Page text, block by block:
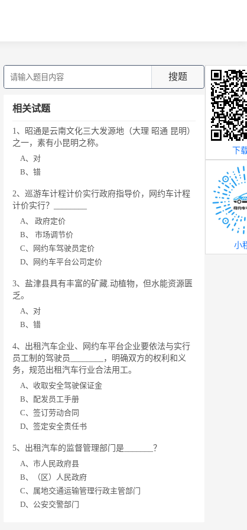
搜题
相关试题
1、昭通是云南文化三大发源地（大理 昭通 昆明）
之一，素有小昆明之称。
A、对
B、错
2、巡游车计程计价实行政府指导价，网约车计程
计价实行？________
A、 政府定价
B、 市场调节价
C、网约车驾驶员定价
D、网约车平台公司定价
3、盐津县具有丰富的矿藏.动植物，但水能资源匮
乏。
A、对
B、错
4、出租汽车企业、网约车平台企业要依法与实行
员工制的驾驶员________，明确双方的权利和义
务，规范出租汽车行业合法用工。
A、收取安全驾驶保证金
B、配发员工手册
C、签订劳动合同
D、签定安全责任书
5、出租汽车的监督管理部门是_______？
A、市人民政府县
B、（区）人民政府
C、属地交通运输管理行政主管部门
D、公安交警部门
下
小